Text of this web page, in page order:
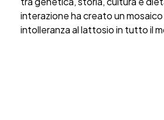
interazione ha creato un
intolleranza al lattosio in tutto il